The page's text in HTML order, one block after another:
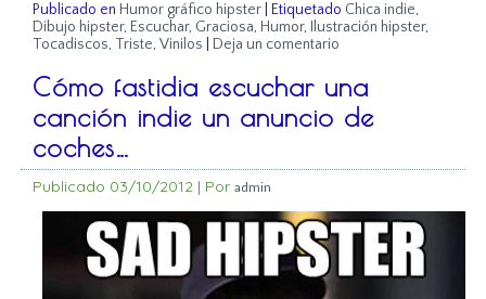
Publicado en Humor gráfico hipster |Etiquetado Chica indie,
Dibujo hipster, Escuchar, Graciosa, Humor, Ilustración hipster,
Tocadiscos, Triste,Vinilos Deja un comentario
Cómo fastidia escuchar una
canción indie un anuncio de
coches…
Publicado 03/10/2012 | Por admin